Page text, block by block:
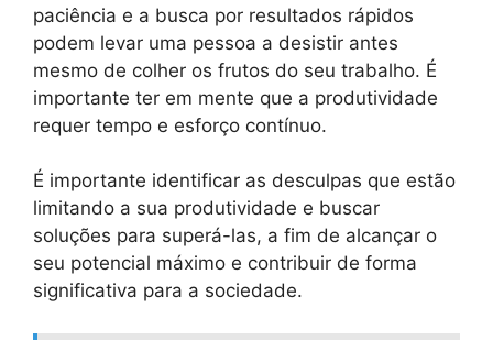
paciência e a busca por resultados rápidos
podem levar uma pessoa a desistir antes
mesmo de colher os frutos do seu trabalho. É
importante ter em mente que a produtividade
requer tempo e esforço contínuo.
É importante identificar as desculpas que estão
limitando a sua produtividade e buscar
soluções para superá-las, a fim de alcançar o
seu potencial máximo e contribuir de forma
significativa para a sociedade.